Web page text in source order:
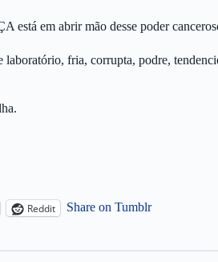
está em abrir mão desse poder
fria, corrupta, podre,
Reddit Share on Tumblr